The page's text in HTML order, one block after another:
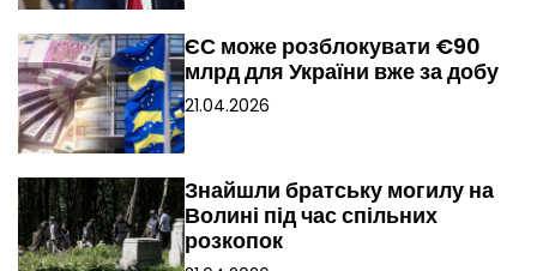
п
и
с
а
м
ЄС може розблокувати €90
млрд для України вже за добу
21.04.2026
Знайшли братську могилу на
Волині під час спільних
розкопок